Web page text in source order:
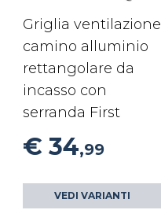
Griglia ventilazione
camino alluminio
rettangolare da
incasso con
serranda First
€ 34,99
VEDI VARIANTI